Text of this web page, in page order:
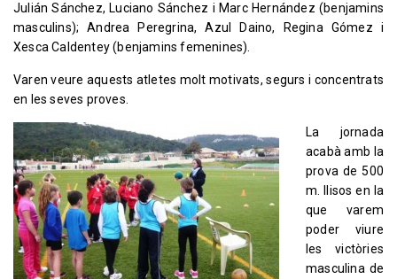
Julián Sánchez, Luciano Sánchez i Marc Hernández (benjamins
masculins); Andrea Peregrina, Azul Daino, Regina Gómez i
Xesca Caldentey (benjamins femenines).
Varen veure aquests atletes molt motivats, segurs i concentrats
en les seves proves.
La jornada
acabà amb la
prova de 500
m. llisos en la
que varem
poder viure
les victòries
masculina de